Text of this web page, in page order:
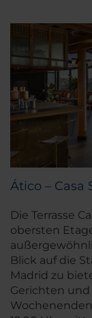
Ático – Casa
Die Terrasse
obersten
Blick auf die
Madrid zu
Gerichten und